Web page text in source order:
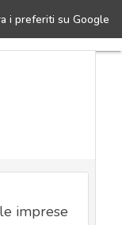
i preferiti su Google
il caso di Eset
imprese